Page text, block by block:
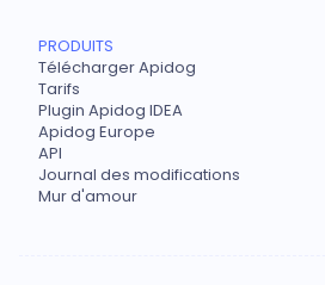
PRODUITS
Télécharger Apidog
Tarifs
Plugin Apidog IDEA
Apidog Europe
API
Journal des modifications
Mur d'amour